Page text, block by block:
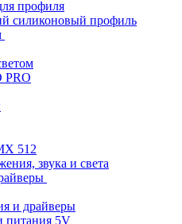
профиля
силиконовый профиль
PRO
512
звука и света
и драйверы
питания 5V